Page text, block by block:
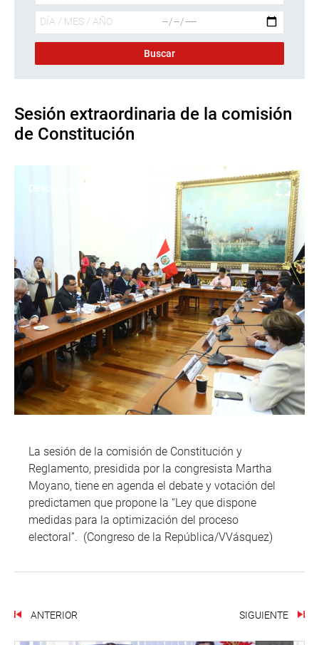
Sesión extraordinaria de la comisión
de Constitución
Descargar foto
La sesión de la comisión de Constitución y
Reglamento, presidida por la congresista Martha
Moyano, tiene en agenda el debate y votación del
predictamen que propone la “Ley que dispone
medidas para la optimización del proceso
electoral”. (Congreso de la República/VVásquez)
ANTERIOR SIGUIENTE